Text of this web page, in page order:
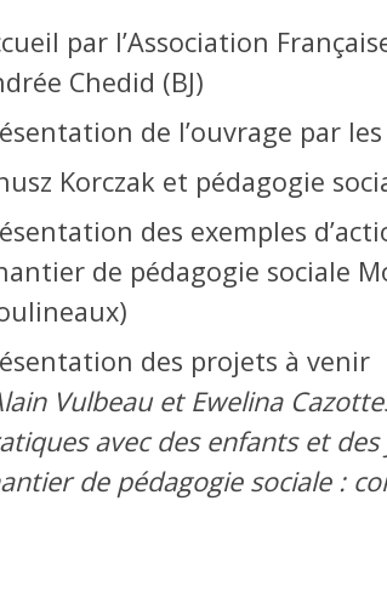
par l’Association
Chedid (BJ)
de l’ouvrage par
Korczak et pédagogie
des exemples
de pédagogie sociale
des projets à venir
Vulbeau et Ewelina
avec des enfants et
de pédagogie sociale :